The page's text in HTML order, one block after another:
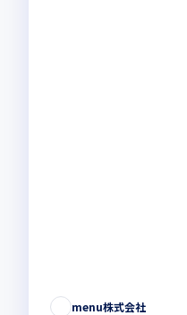
menu株式会社